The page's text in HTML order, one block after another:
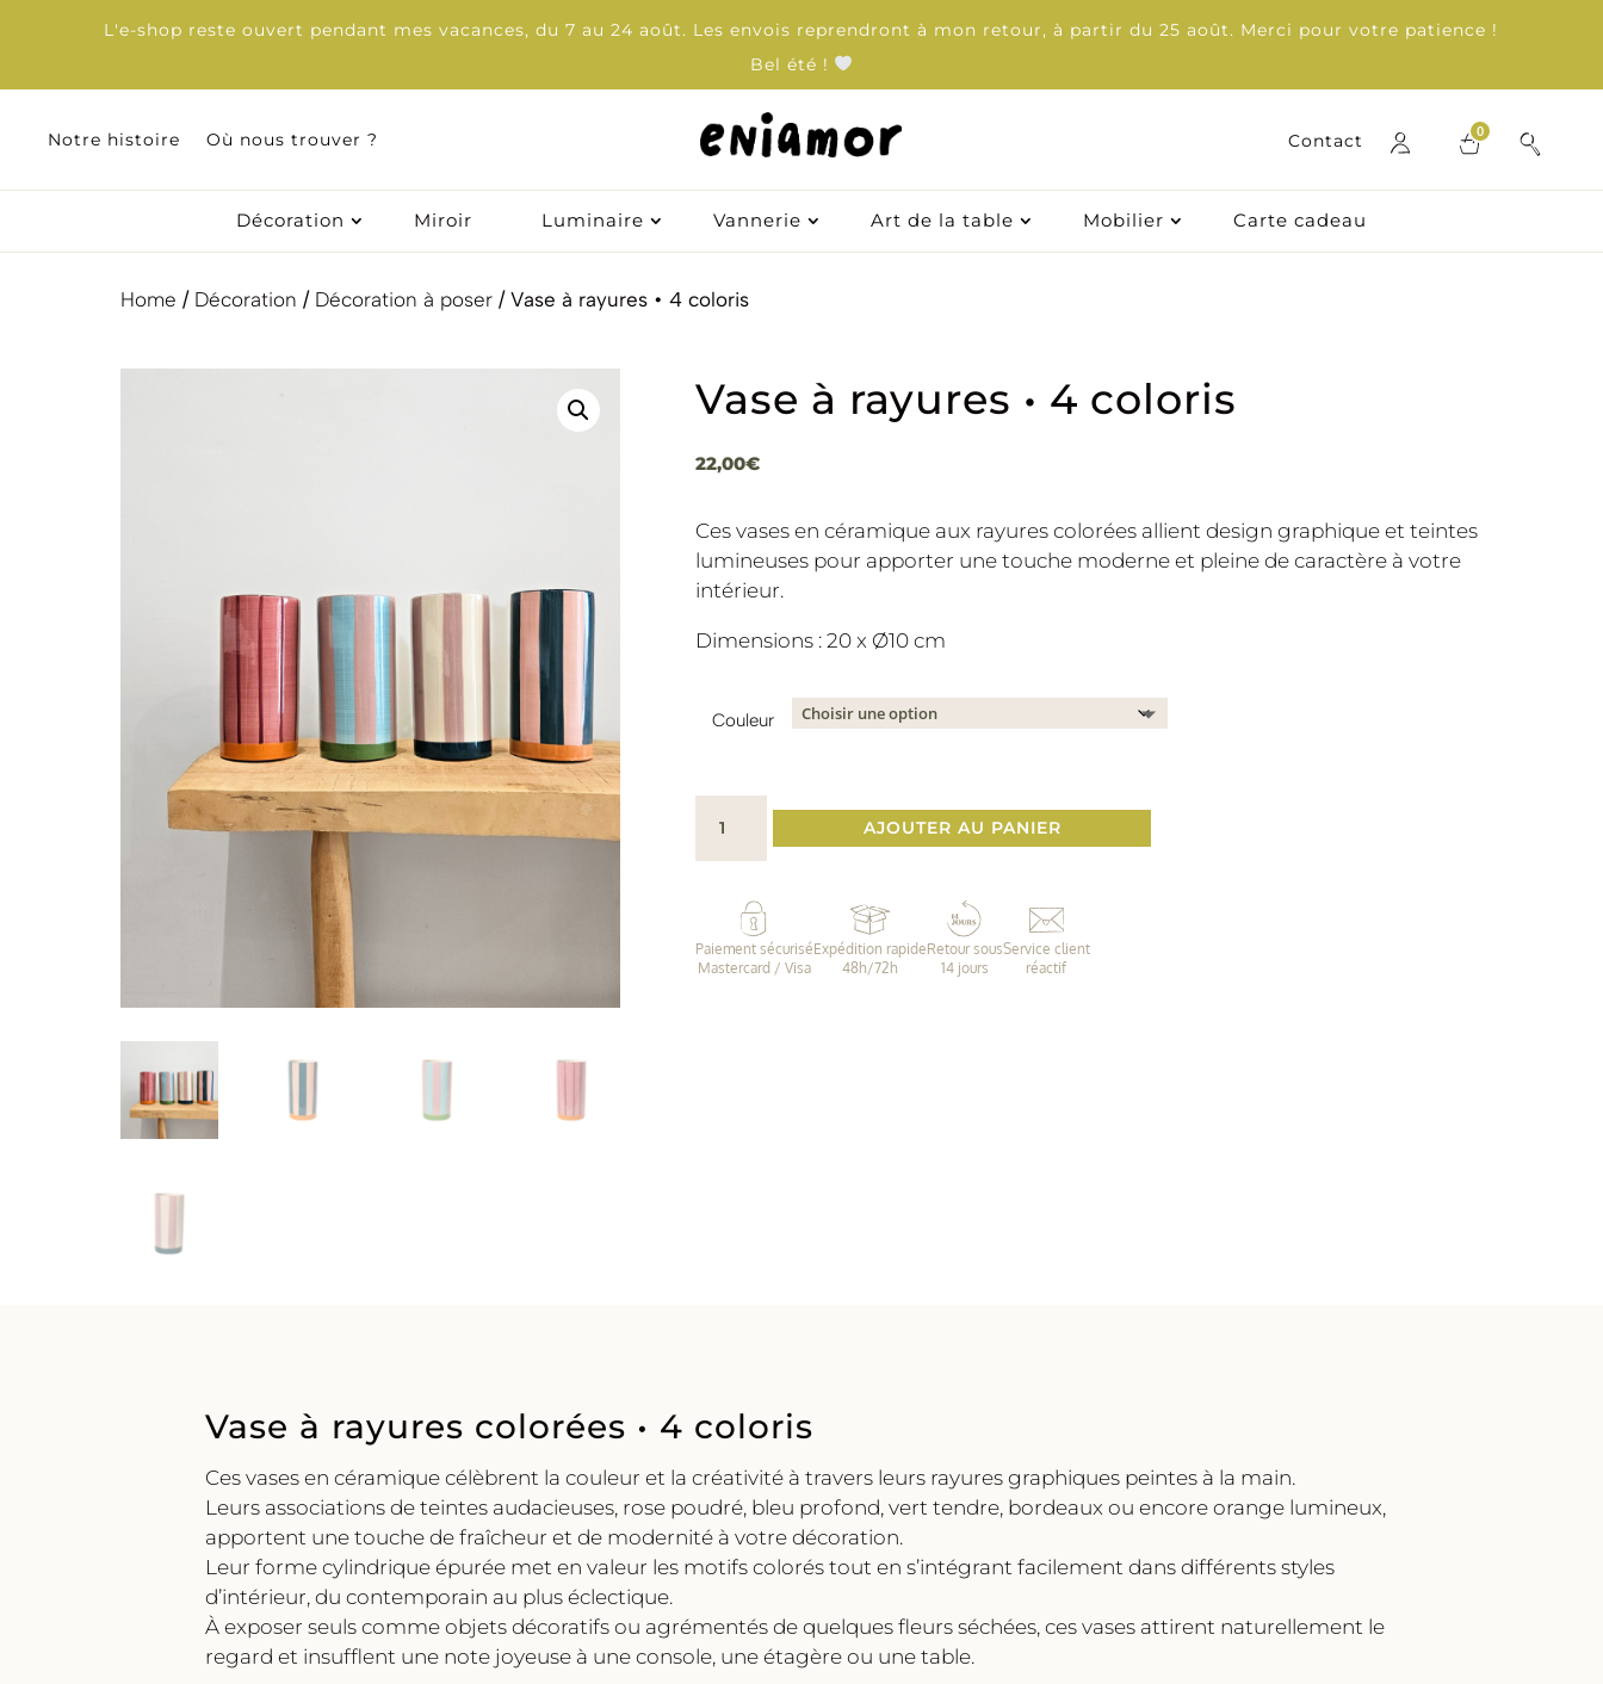
L'e-shop reste ouvert pendant mes vacances, du 7 au 24 août. Les envois reprendront à mon retour, à partir du 25 août. Merci pour votre patience !
Bel été !
Notre histoire Où nous trouver ? Contact 0
Décoration Miroir Luminaire Vannerie Art de la table Mobilier Carte cadeau
Notre histoire Où nous trouver ? Contact 0
Décoration Miroir Luminaire Vannerie Art de la table Mobilier Carte cadeau
Home / Décoration / Décoration à poser/ Vase à rayures • 4 coloris
Vase à rayures • 4 coloris
22,00€
Ces vases en céramique aux rayures colorées allient design graphique et teintes
lumineuses pour apporter une touche moderne et pleine de caractère à votre
intérieur.
Dimensions : 20 x Ø10 cm
Couleur
Vase
rayures
•
AJOUTER AU PANIER
Paiement sécurisé
Mastercard / Visa
Expédition rapide
48h/72h
Retour sous
14 jours
Service client
réactif
Vase à rayures colorées • 4 coloris
Ces vases en céramique célèbrent la couleur et la créativité à travers leurs rayures graphiques peintes à la main.
Leurs associations de teintes audacieuses, rose poudré, bleu profond, vert tendre, bordeaux ou encore orange lumineux,
apportent une touche de fraîcheur et de modernité à votre décoration.
Leur forme cylindrique épurée met en valeur les motifs colorés tout en s’intégrant facilement dans différents styles
d’intérieur, du contemporain au plus éclectique.
À exposer seuls comme objets décoratifs ou agrémentés de quelques fleurs séchées, ces vases attirent naturellement le
regard et insufflent une note joyeuse à une console, une étagère ou une table.